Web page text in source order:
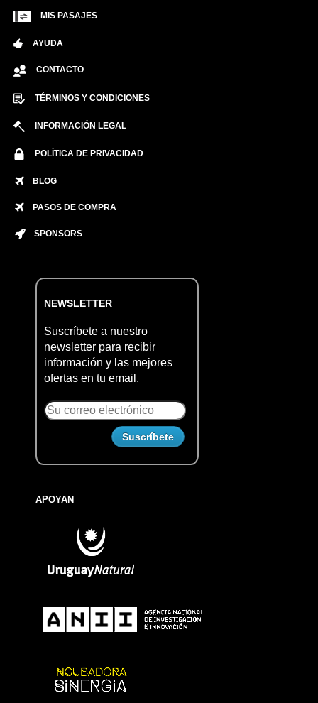
MIS PASAJES
AYUDA
CONTACTO
TÉRMINOS Y CONDICIONES
INFORMACIÓN LEGAL
POLÍTICA DE PRIVACIDAD
BLOG
PASOS DE COMPRA
SPONSORS
NEWSLETTER
Suscríbete a nuestro
newsletter para recibir
información y las mejores
ofertas en tu email.
APOYAN